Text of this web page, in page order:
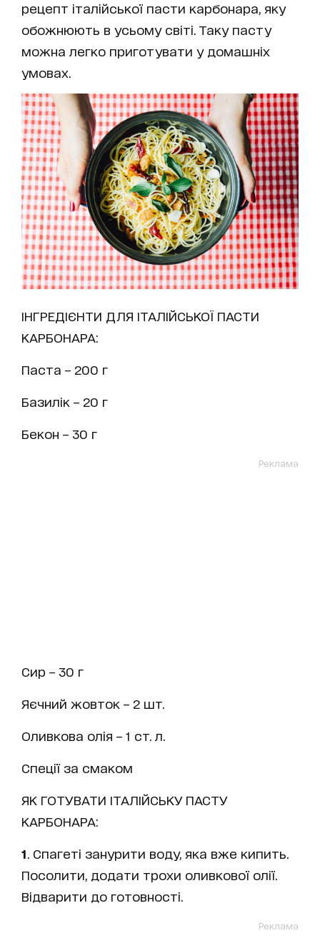
рецепт італійської пасти карбонара, яку
обожнюють в усьому світі. Таку пасту
можна легко приготувати у домашніх
умовах.
ІНГРЕДІЄНТИ ДЛЯ ІТАЛІЙСЬКОЇ ПАСТИ
КАРБОНАРА:
Паста – 200 г
Базилік – 20 г
Бекон – 30 г
Реклама
Сир – 30 г
Яєчний жовток – 2 шт.
Оливкова олія – 1 ст. л.
Спеції за смаком
ЯК ГОТУВАТИ ІТАЛІЙСЬКУ ПАСТУ
КАРБОНАРА:
1 . Спагеті занурити воду, яка вже кипить.
Посолити, додати трохи оливкової олії.
Відварити до готовності.
Реклама